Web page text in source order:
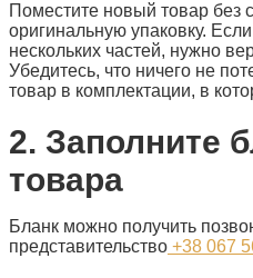
Поместите новый товар без
оригинальную упаковку.
нескольких частей, нужно
Убедитесь, что ничего не
товар в комплектации, в
2. Заполните
товара
Бланк можно получить
представительство +38 067